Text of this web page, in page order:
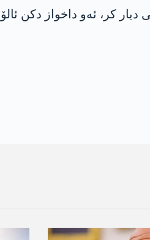
کر، ئەو داخواز دکن